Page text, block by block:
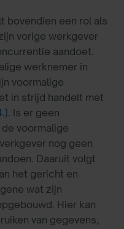
bovendien een rol als
vorige werkgever
aandoet.
werknemer in
voormalige
in strijd handelt met
. Is er geen
voormalige
nog geen
Daaruit volgt
het gericht en
wat zijn
Hier kan
van gegevens,